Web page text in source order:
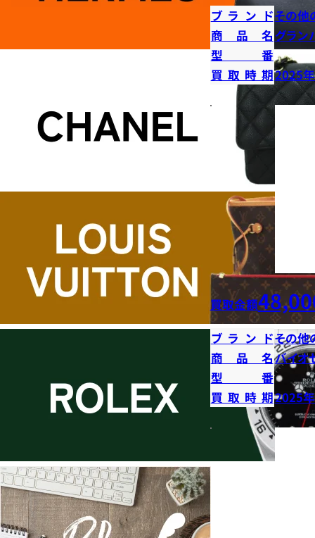
ブランドその他
商品名 グラン
型番
買取時期2025
買取金額
ブランドその他
商品名バイオ
型番
買取時期2025